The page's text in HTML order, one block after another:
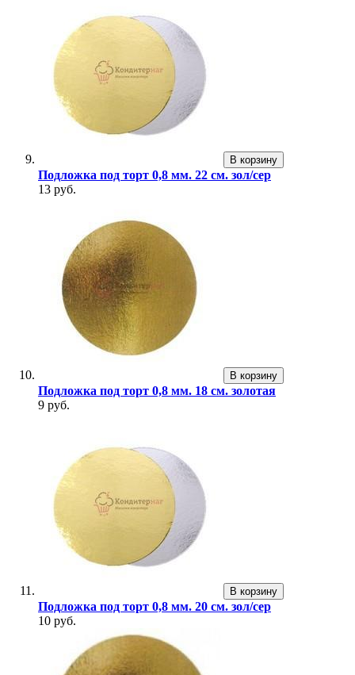
В корзину
Подложка под торт 0,8 мм. 22 см. зол/сер
13 руб.
В корзину
Подложка под торт 0,8 мм. 18 см. золотая
9 руб.
В корзину
Подложка под торт 0,8 мм. 20 см. зол/сер
10 руб.